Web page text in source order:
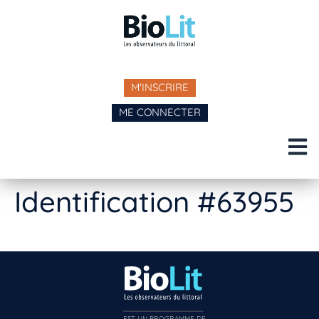
M'INSCRIRE
ME CONNECTER
Identification #63955